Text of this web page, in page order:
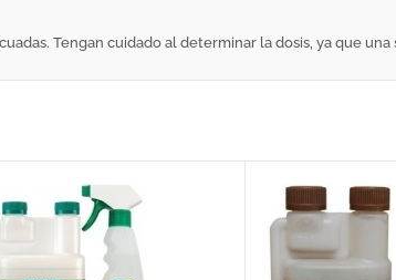
Tengan cuidado al determinar la dosis, ya que